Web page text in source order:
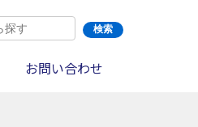
お問い合わせ